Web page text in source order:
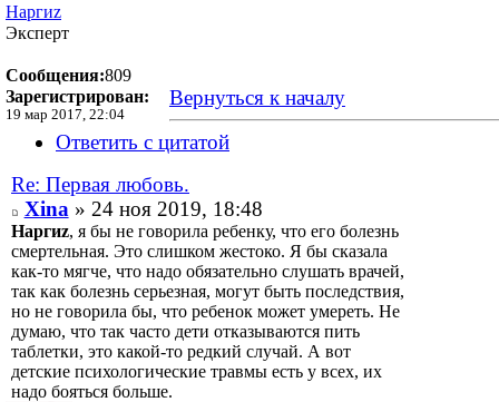
Наргиz
Эксперт
Сообщения:809
Зарегистрирован:
19 мар 2017, 22:04
Вернуться к началу
Ответить с цитатой
Re: Первая любовь.
Xina » 24 ноя 2019, 18:48
Наргиz, я бы не говорила ребенку, что его болезнь
смертельная. Это слишком жестоко. Я бы сказала
как-то мягче, что надо обязательно слушать врачей,
так как болезнь серьезная, могут быть последствия,
но не говорила бы, что ребенок может умереть. Не
думаю, что так часто дети отказываются пить
таблетки, это какой-то редкий случай. А вот
детские психологические травмы есть у всех, их
надо бояться больше.